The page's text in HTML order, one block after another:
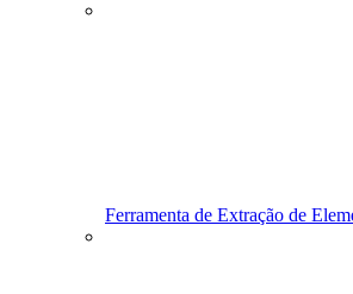
Ferramenta de Extração de